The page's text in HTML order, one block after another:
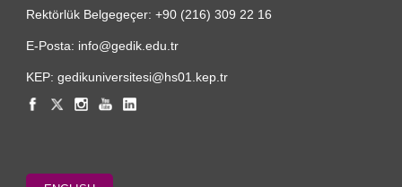
Rektörlük Belgegeçer: +90 (216) 309 22 16
E-Posta: info@gedik.edu.tr
KEP: gedikuniversitesi@hs01.kep.tr